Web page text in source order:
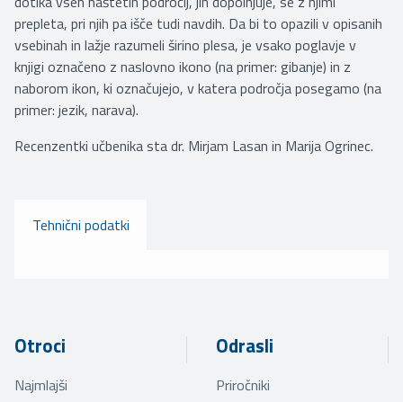
prepleta, pri njih pa išče tudi navdih. Da bi to opazili v opisanih
vsebinah in lažje razumeli širino plesa, je vsako poglavje v
knjigi označeno z naslovno ikono (na primer: gibanje) in z
naborom ikon, ki označujejo, v katera področja posegamo (na
primer: jezik, narava).
Recenzentki učbenika sta dr. Mirjam Lasan in Marija Ogrinec.
Tehnični podatki
Otroci
Najmlajši
Odrasli
Priročniki